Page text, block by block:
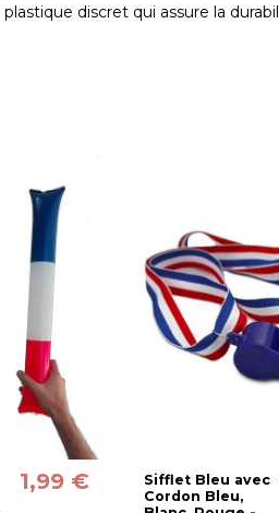
discret qui assure la
1,99 €
Sifflet Bleu avec
Cordon Bleu,